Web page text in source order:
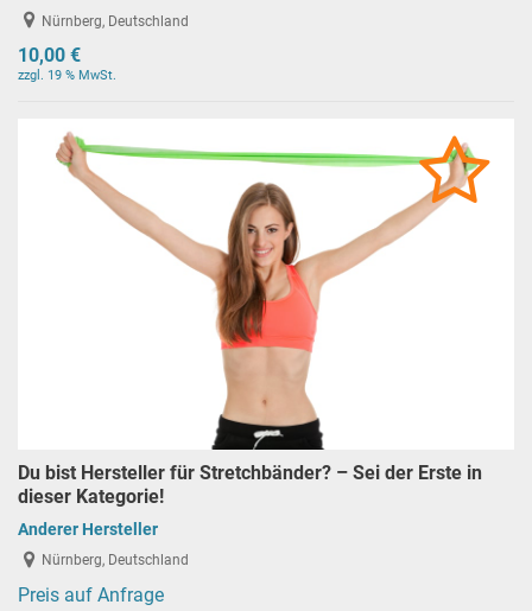
Nürnberg, Deutschland
10,00 €
zzgl. 19 % MwSt.
Du bist Hersteller für Stretchbänder? – Sei der Erste in
dieser Kategorie!
Anderer Hersteller
Nürnberg, Deutschland
Preis auf Anfrage